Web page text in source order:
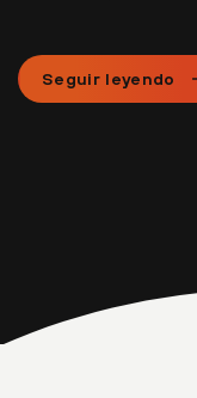
Seguir leyendo